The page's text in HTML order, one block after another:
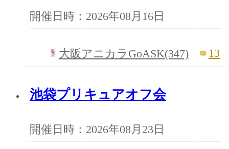
開催日時：2026年08月16日
大阪アニカラGoASK(347) 13
池袋プリキュアオフ会
開催日時：2026年08月23日